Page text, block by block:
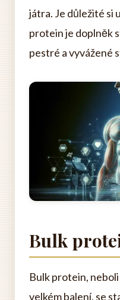
játra. Je důležité si
protein je doplněk
pestré a vyvážené
Bulk
Bulk protein,
velkém balení, se